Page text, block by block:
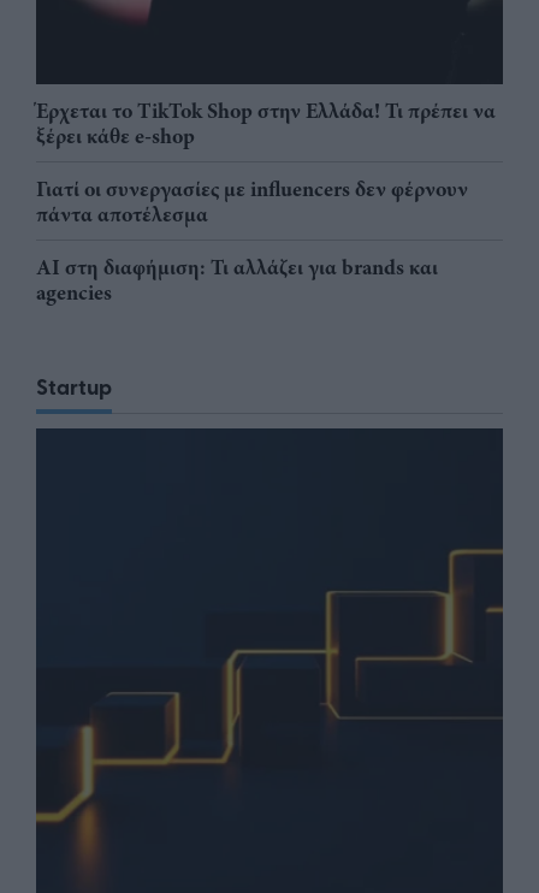
Έρχεται το TikTok Shop στην Ελλάδα! Τι πρέπει να
ξέρει κάθε e-shop
Γιατί οι συνεργασίες με influencers δεν φέρνουν
πάντα αποτέλεσμα
AI στη διαφήμιση: Τι αλλάζει για brands και
agencies
Startup